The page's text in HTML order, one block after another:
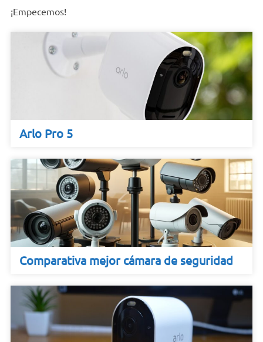
¡Empecemos!
Arlo Pro 5
Comparativa mejor cámara de seguridad